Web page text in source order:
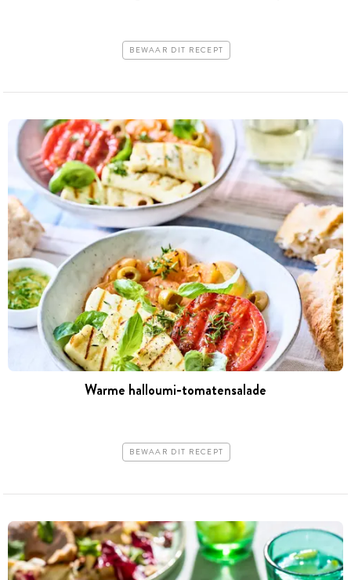
BEWAAR DIT RECEPT
Warme halloumi-tomatensalade
BEWAAR DIT RECEPT